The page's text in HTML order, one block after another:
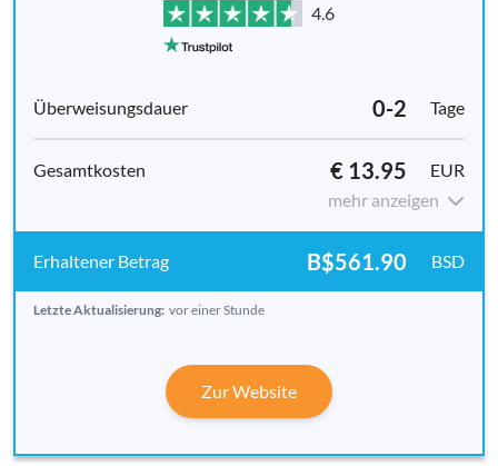
4.6
0-2 Tage
€ 13.95
EUR
mehr anzeigen
B$561.90 BSD
Letzte Aktualisierung: vor einer Stunde
Zur Website